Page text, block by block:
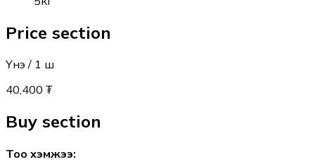
Price section
Үнэ / 1 ш
40,400 ₮
Buy section
Тоо хэмжээ: